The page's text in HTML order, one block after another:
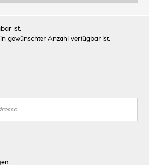
ist.
gewünschter Anzahl verfügbar ist.